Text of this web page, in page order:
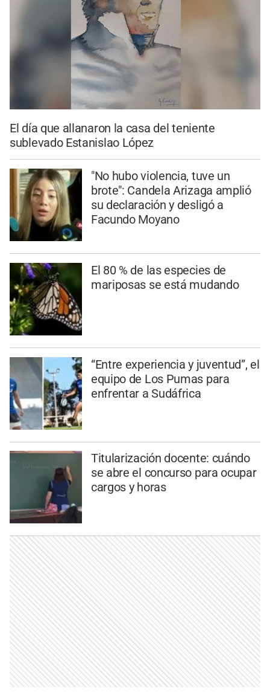
El día que allanaron la casa del teniente
sublevado Estanislao López
"No hubo violencia, tuve un
brote": Candela Arizaga amplió
su declaración y desligó a
Facundo Moyano
El 80 % de las especies de
mariposas se está mudando
“Entre experiencia y juventud”, el
equipo de Los Pumas para
enfrentar a Sudáfrica
Titularización docente: cuándo
se abre el concurso para ocupar
cargos y horas